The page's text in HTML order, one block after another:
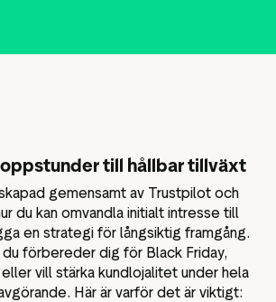
till hållbar tillväxt
gemensamt av Trustpilot och
du kan omvandla initialt intresse till
en strategi för långsiktig framgång.
förbereder dig för Black Friday,
vill stärka kundlojalitet under hela
Här är varför det är viktigt: